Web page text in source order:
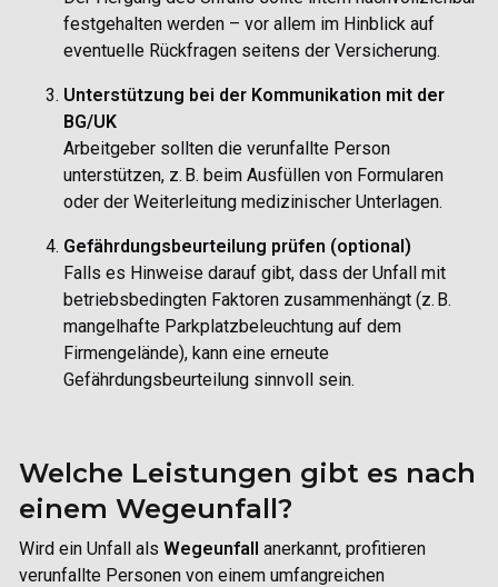
festgehalten werden – vor allem im Hinblick auf
eventuelle Rückfragen seitens der Versicherung.
Unterstützung bei der Kommunikation mit der
BG/UK
Arbeitgeber sollten die verunfallte Person
unterstützen, z. B. beim Ausfüllen von Formularen
oder der Weiterleitung medizinischer Unterlagen.
Gefährdungsbeurteilung prüfen (optional)
Falls es Hinweise darauf gibt, dass der Unfall mit
betriebsbedingten Faktoren zusammenhängt (z. B.
mangelhafte Parkplatzbeleuchtung auf dem
Firmengelände), kann eine erneute
Gefährdungsbeurteilung sinnvoll sein.
Welche Leistungen gibt es nach
einem Wegeunfall?
Wird ein Unfall als Wegeunfall anerkannt, profitieren
verunfallte Personen von einem umfangreichen